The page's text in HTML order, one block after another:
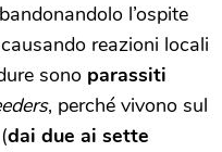
l’ospite
reazioni locali
sono parassiti
, perché vivono sul
dai due ai sette